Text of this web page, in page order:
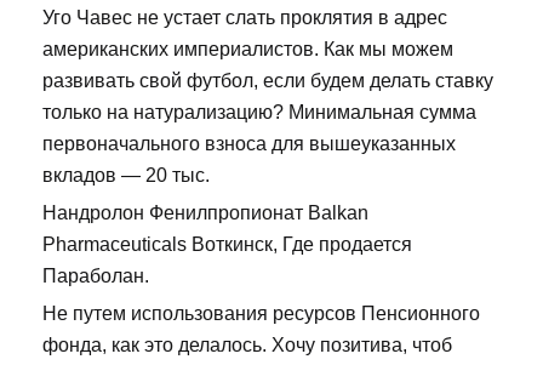
Уго Чавес не устает слать проклятия в адрес
американских империалистов. Как мы можем
развивать свой футбол, если будем делать ставку
только на натурализацию? Минимальная сумма
первоначального взноса для вышеуказанных
вкладов — 20 тыс.
Нандролон Фенилпропионат Balkan
Pharmaceuticals Воткинск, Где продается
Параболан.
Не путем использования ресурсов Пенсионного
фонда, как это делалось. Хочу позитива, чтоб